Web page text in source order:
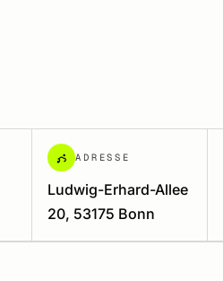
ADRESSE
Ludwig-Erhard-Allee
20, 53175 Bonn